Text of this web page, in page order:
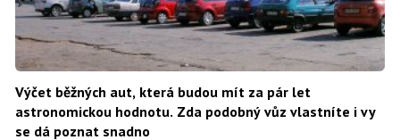
Výčet běžných aut, která budou mít za pár let
astronomickou hodnotu. Zda podobný vůz vlastníte i vy
se dá poznat snadno